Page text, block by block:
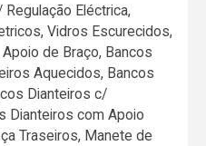
Eléctrica,
Vidros Escurecidos,
de Braço, Bancos
Aquecidos, Bancos
Dianteiros c/
Dianteiros com Apoio
Traseiros, Manete de